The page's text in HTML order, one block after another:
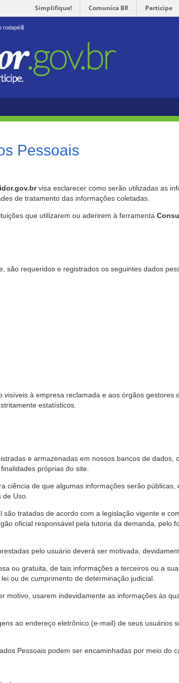
Simplifique! Comunica BR Participe
rodapé4
Pessoais
visa esclarecer como serão utilizadas as
de tratamento das informações coletadas.
que utilizarem ou aderirem à ferramenta
são requeridos e registrados os seguintes dados
à empresa reclamada e aos órgãos
estatísticos.
e armazenadas em nossos bancos de
próprias do site.
ciência de que algumas informações serão
Uso.
tratadas de acordo com a legislação vigente e
oficial responsável pela tutoria da demanda, pelo
pelo usuário deverá ser motivada,
ou gratuita, de tais informações a terceiros ou a
ou de cumprimento de determinação judicial.
motivo, usarem indevidamente as informações às
ao endereço eletrônico (e-mail) de seus usuários
Pessoais podem ser encaminhadas por meio do